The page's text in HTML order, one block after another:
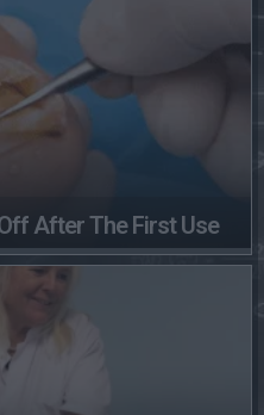
After The First Use